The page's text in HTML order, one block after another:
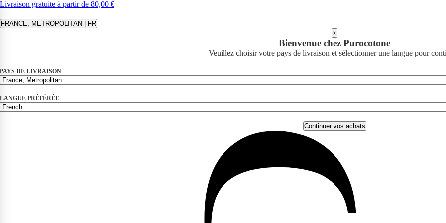
Livraison gratuite à partir de 80,00 €
FRANCE, METROPOLITAN | FR
×
Bienvenue chez Purocotone
Veuillez choisir votre pays de livraison et sélectionner une langue pour
PAYS DE LIVRAISON
LANGUE PRÉFÉRÉE
Continuer vos achats